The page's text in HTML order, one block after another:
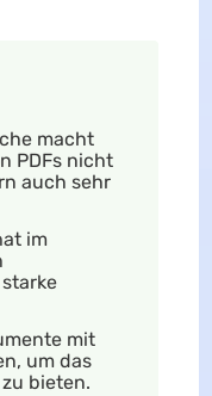
macht
PDFs nicht
auch sehr
im
mit
um das
bieten.